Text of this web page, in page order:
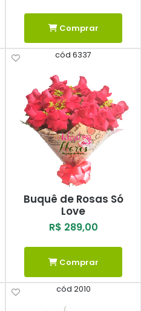
Comprar
cód 6337
Buquê de Rosas Só
Love
R$ 289,00
Comprar
cód 2010